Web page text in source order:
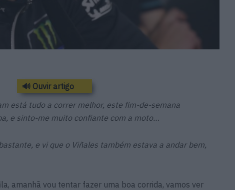
🔊 Ouvir artigo
está tudo a correr melhor, este fim-de-semana
e sinto-me muito confiante com a moto…
e vi que o Viñales também estava a andar bem,
amanhã vou tentar fazer uma boa corrida, vamos ver